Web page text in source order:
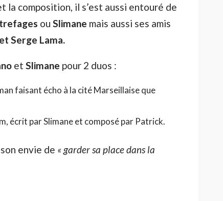
la composition, il s’est aussi entouré de
ou Slimane mais aussi ses amis
Serge Lama.
et Slimane pour 2 duos :
faisant écho à la cité Marseillaise que
écrit par Slimane et composé par Patrick.
envie de « garder sa place dans la